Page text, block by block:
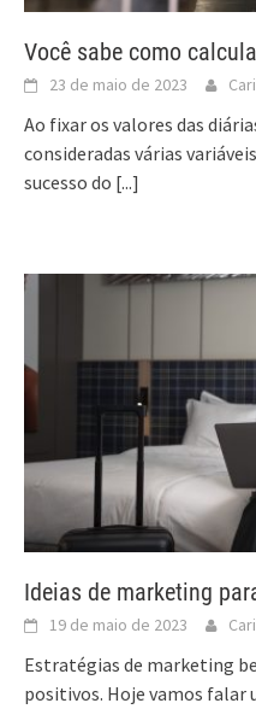
Você sabe como
23 de maio de 2023
Ao fixar os valores das
consideradas várias
sucesso do [...]
Ideias de marketing
19 de maio de 2023
Estratégias de marketing
positivos. Hoje vamos falar